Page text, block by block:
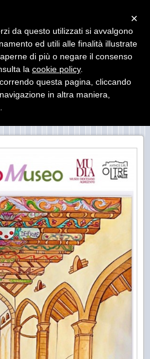
Agrigento
di Agrigento ha sede presso il
×
da questo utilizzati si avvalgono
ed utili alle finalità illustrate
di più o negare il consenso
la cookie policy.
questa pagina, cliccando
in altra maniera,